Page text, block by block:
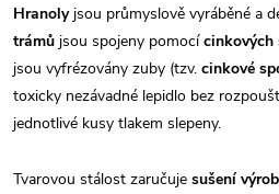
Hranolyjsou průmyslově vyráběné a
trámů jsou spojeny pomocícinkových
jsou vyfrézovány zuby (tzv. cinkové
toxicky nezávadné lepidlo bez
jednotlivé kusy tlakem slepeny.
Tvarovou stálost zaručuje sušení